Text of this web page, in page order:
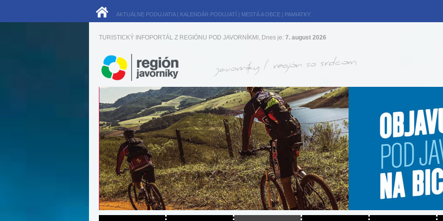
AKTUÁLNE PODUJATIA| KALENDÁR PODUJATÍ | MESTÁ A OBCE| PAMIATKY
TURISTICKÝ INFOPORTÁL Z REGIÓNU POD JAVORNÍKMI, Dnes je: 7. august 2026